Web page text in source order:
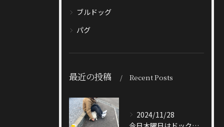
ブルドッグ
パグ
最近の投稿 Recent Posts
2024/11/28